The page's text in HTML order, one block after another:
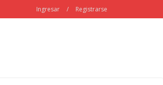
Ingresar / Registrarse